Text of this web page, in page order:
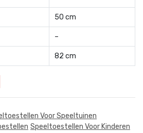
50 cm
–
82 cm
Voor Speeltuinen
Speeltoestellen Voor Kinderen